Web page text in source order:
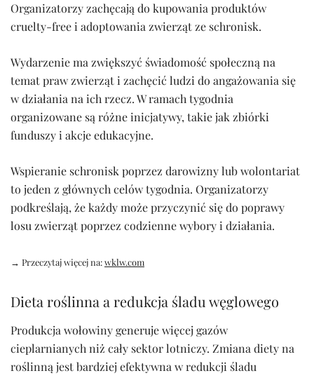
Organizatorzy zachęcają do kupowania produktów
cruelty-free i adoptowania zwierząt ze schronisk.
Wydarzenie ma zwiększyć świadomość społeczną na
temat praw zwierząt i zachęcić ludzi do angażowania się
w działania na ich rzecz. W ramach tygodnia
organizowane są różne inicjatywy, takie jak zbiórki
funduszy i akcje edukacyjne.
Wspieranie schronisk poprzez darowizny lub wolontariat
to jeden z głównych celów tygodnia. Organizatorzy
podkreślają, że każdy może przyczynić się do poprawy
losu zwierząt poprzez codzienne wybory i działania.
→ Przeczytaj więcej na:wklw.com
Dieta roślinna a redukcja śladu węglowego
Produkcja wołowiny generuje więcej gazów
cieplarnianych niż cały sektor lotniczy. Zmiana diety na
roślinną jest bardziej efektywna w redukcji śladu